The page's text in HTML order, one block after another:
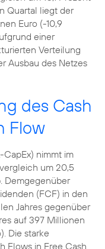
Quartal liegt der
Euro (-10,9
einer
Verteilung
Ausbau des Netzes
des Cash
Flow
CapEx) nimmt im
um 20,5
Demgegenüber
(FCF) in den
Jahres gegenüber
auf 397 Millionen
Die starke
Flows in Free Cash